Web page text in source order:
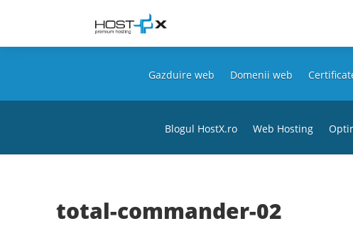
Gazduire web Domenii web
Blogul HostX.ro Web Hosting
total-commander-02